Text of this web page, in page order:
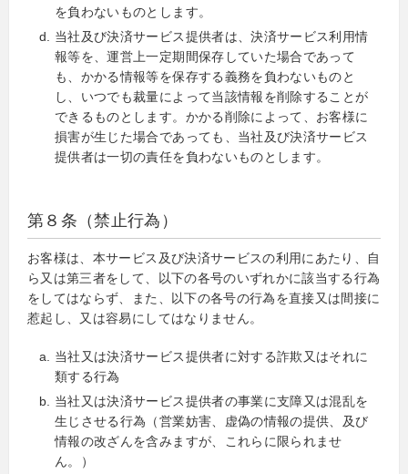
を負わないものとします。
当社及び決済サービス提供者は、決済サービス利用情
報等を、運営上一定期間保存していた場合であって
も、かかる情報等を保存する義務を負わないものと
し、いつでも裁量によって当該情報を削除することが
できるものとします。かかる削除によって、お客様に
損害が生じた場合であっても、当社及び決済サービス
提供者は一切の責任を負わないものとします。
第８条（禁止行為）
お客様は、本サービス及び決済サービスの利用にあたり、自
ら又は第三者をして、以下の各号のいずれかに該当する行為
をしてはならず、また、以下の各号の行為を直接又は間接に
惹起し、又は容易にしてはなりません。
当社又は決済サービス提供者に対する詐欺又はそれに
類する行為
当社又は決済サービス提供者の事業に支障又は混乱を
生じさせる行為（営業妨害、虚偽の情報の提供、及び
情報の改ざんを含みますが、これらに限られませ
ん。）